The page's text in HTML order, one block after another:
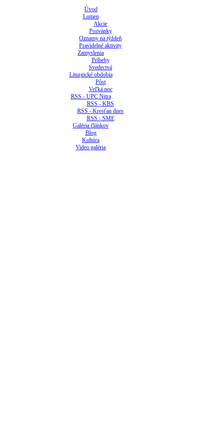
Úvod
Lumen
Akcie
Pozvánky
Oznamy na týždeň
Pravidelné aktivity
Zamyslenia
Príbehy
Svedectvá
Liturgické obdobia
Pôst
Veľká noc
RSS - UPC Nitra
RSS - KBS
RSS - Kresťan dnes
RSS - SME
Galéria článkov
Blog
Kultúra
Video galéria